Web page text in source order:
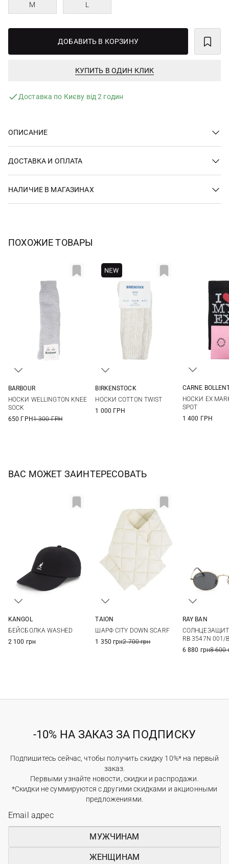
M L
ДОБАВИТЬ В КОРЗИНУ
КУПИТЬ В ОДИН КЛИК
Доставка по Києву від 2 годин
ОПИСАНИЕ
ДОСТАВКА И ОПЛАТА
НАЛИЧИЕ В МАГАЗИНАХ
ПОХОЖИЕ ТОВАРЫ
BARBOUR
НОСКИ WELLINGTON KNEE
SOCK
650 ГРН1 300 ГРН
BIRKENSTOCK
НОСКИ COTTON TWIST
1 000 ГРН
CARNE
НОСКИ EX
SPOT
1 400 ГРН
ВАС МОЖЕТ ЗАИНТЕРЕСОВАТЬ
KANGOL
БЕЙСБОЛКА WASHED
2 100 грн
TAION
ШАРФ CITY DOWN SCARF
1 350 грн2 700 грн
RAY BAN
RB 3547N 001/
6 880 грн8 600
-10% НА ЗАКАЗ ЗА ПОДПИСКУ
Подпишитесь сейчас, чтобы получить скидку 10%* на первый
заказ.
Первыми узнайте новости, скидки и распродажи.
*Скидки не суммируются с другими скидками и акционными
предложениями.
МУЖЧИНАМ
ЖЕНЩИНАМ